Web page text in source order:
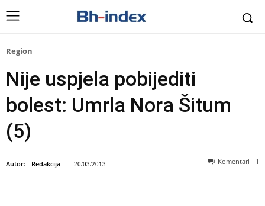
Region
Nije uspjela pobijediti
bolest: Umrla Nora Šitum
(5)
Autor: Redakcija 20/03/2013 Komentari 1